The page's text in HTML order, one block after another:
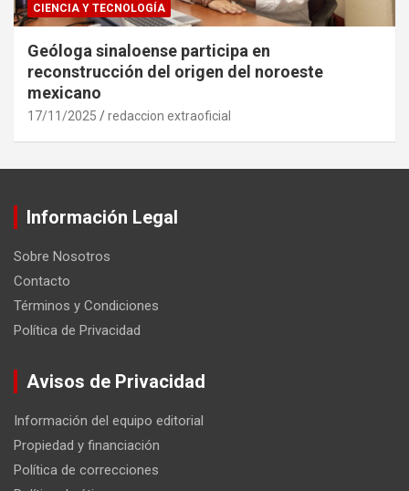
CIENCIA Y TECNOLOGÍA
Geóloga sinaloense participa en
reconstrucción del origen del noroeste
mexicano
17/11/2025 redaccion extraoficial
Información Legal
Sobre Nosotros
Contacto
Términos y Condiciones
Política de Privacidad
Avisos de Privacidad
Información del equipo editorial
Propiedad y financiación
Política de correcciones